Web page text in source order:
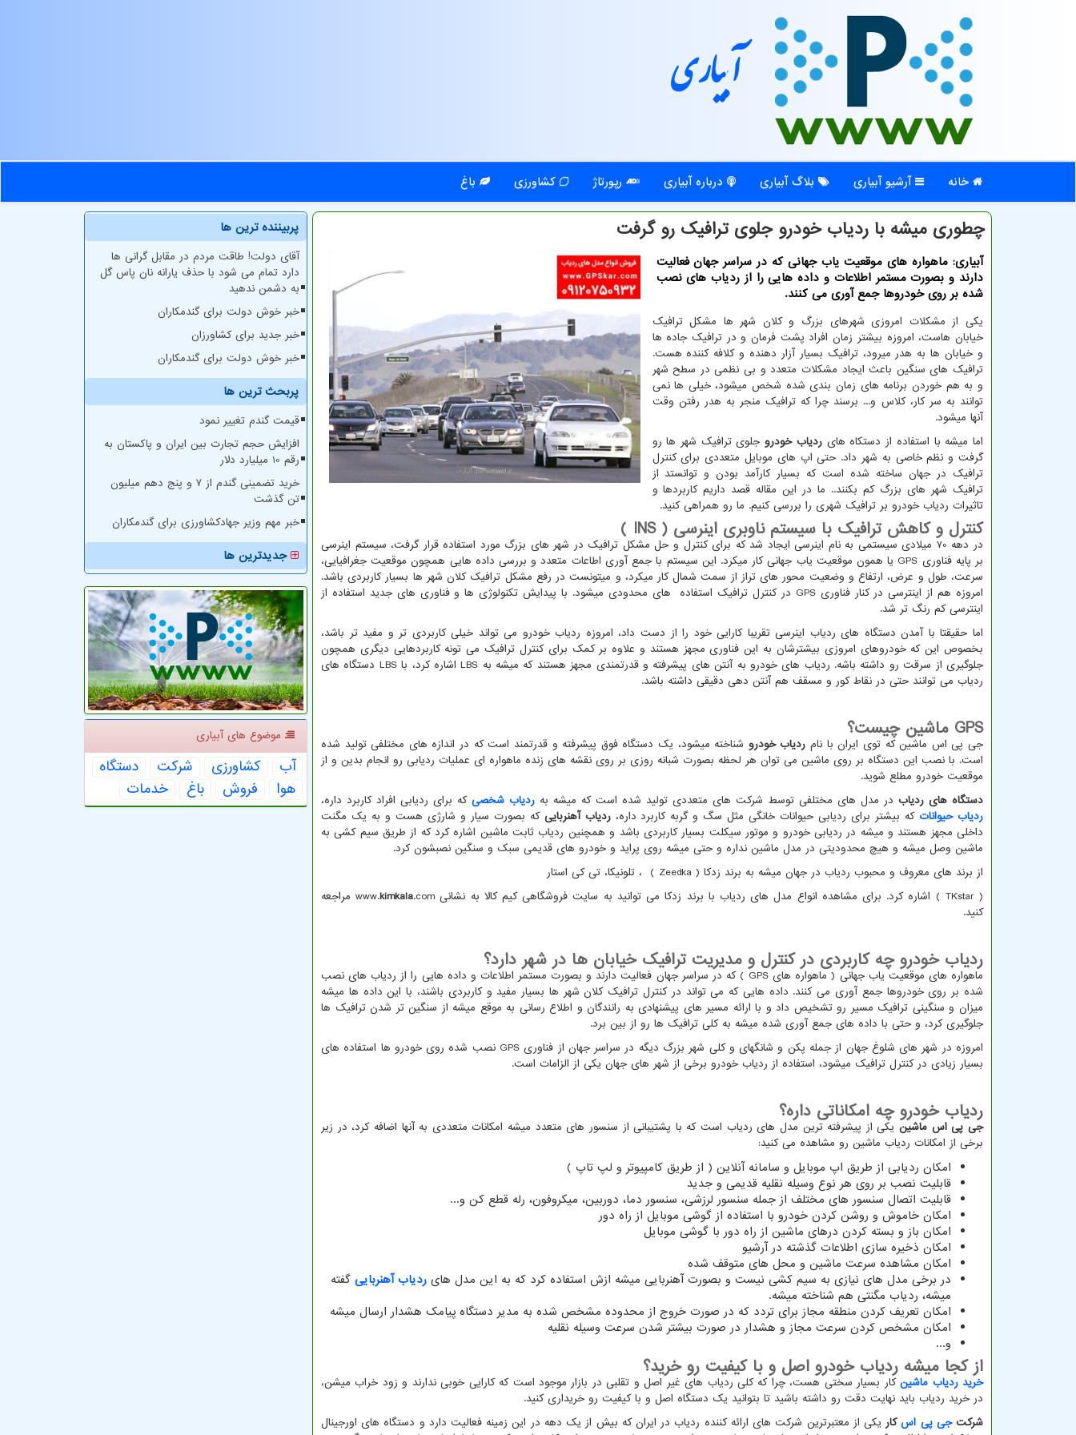
آبیاری
خانه آرشیو آبیاری بلاگ آبیاری درباره آبیاری رپورتاژ کشاورزی باغ
چطوری میشه با ردیاب خودرو جلوی ترافیک رو گرفت
آبیاری: ماهواره های موقعیت یاب جهانی که در سراسر جهان فعالیت
دارند و بصورت مستمر اطلاعات و داده هایی را از ردیاب های نصب
شده بر روی خودروها جمع آوری می کنند.
یکی از مشکلات امروزی شهرهای بزرگ و کلان شهر ها مشکل ترافیک
خیابان هاست، امروزه بیشتر زمان افراد پشت فرمان و در ترافیک جاده ها
و خیابان ها به هدر میرود، ترافیک بسیار آزار دهنده و کلافه کننده هست.
ترافیک های سنگین باعث ایجاد مشکلات متعدد و بی نظمی در سطح شهر
و به هم خوردن برنامه های زمان بندی شده شخص میشود، خیلی ها نمی
توانند به سر کار، کلاس و... برسند چرا که ترافیک منجر به هدر رفتن وقت
آنها میشود.
اما میشه با استفاده از دستکاه هایردیاب خودروجلوی ترافیک شهر ها رو
گرفت و نظم خاصی به شهر داد. حتی اپ های موبایل متعددی برای کنترل
ترافیک در جهان ساخته شده است که بسیار کارآمد بودن و توانستد از
ترافیک شهر های بزرگ کم بکنند.. ما در این مقاله قصد داریم کاربردها و
تاثیرات ردیاب خودرو بر ترافیک شهری را بررسی کنیم. ما رو همراهی کنید.
کنترل و کاهش ترافیک با سیستم ناوبری اینرسی (INS
)
در دهه 70 میلادی سیستمی به نام اینرسی ایجاد شد که برای کنترل و حل مشکل ترافیک در شهر های بزرگ مورد استفاده قرار گرفت، سیستم اینرسی
بر پایه فناوری GPS یا همون موقعیت یاب جهانی کار میکرد. این سیستم با جمع آوری اطاعات متعدد و بررسی داده هایی همچون موقعیت جغرافیایی،
سرعت، طول و عرض، ارتفاع و وضعیت محور های تراز از سمت شمال کار میکرد، و میتونست در رفع مشکل ترافیک کلان شهر ها بسیار کاربردی باشد.
امروزه هم از اینترسی در کنار فناوریGPS در کنترل ترافیک استفاده های محدودی میشود. با پیدایش تکنولوژی ها و فناوری های جدید استفاده از
اینترسی کم رنگ تر شد.
اما حقیقتا با آمدن دستگاه های ردیاب اینرسی تقریبا کارایی خود را از دست داد، امروزه ردیاب خودرو می تواند خیلی کاربردی تر و مفید تر باشد،
بخصوص این که خودروهای امروزی بیشترشان به این فناوری مجهز هستند و علاوه بر کمک برای کنترل ترافیک می تونه کاربردهایی دیگری همچون
جلوگیری از سرقت رو داشته باشه. ردیاب های خودرو به آنتن های پیشرفته و قدرتمندی مجهز هستند که میشه به LBSاشاره کرد، باLBS دستگاه های
ردیاب می توانند حتی در نقاط کور و مسقف هم آنتن دهی دقیقی داشته باشد.
GPS ماشین چیست؟
جی پی اس ماشین که توی ایران با نام ردیاب خودرو شناخته میشود، یک دستگاه فوق پیشرفته و قدرتمند است که در اندازه های مختلفی تولید شده
است. با نصب این دستگاه بر روی ماشین می توان هر لحظه بصورت شبانه روزی بر روی نقشه های زنده ماهواره ای عملیات ردیابی رو انجام بدین و از
موقعیت خودرو مطلع شوید.
دستگاه های ردیاب در مدل های مختلفی توسط شرکت های متعددی تولید شده است که میشه به ردیاب شخصی که برای ردیابی افراد کاربرد داره،
ردیاب حیوانات که بیشتر برای ردیابی حیوانات خانگی مثل سگ و گربه کاربرد داره،ردیاب آهنرباییکه بصورت سیار و شارژی هست و به یک مگنت
داخلی مجهز هستند و میشه در ردیابی خودرو و موتور سیکلت بسیار کاربردی باشد و همچنین ردیاب ثابت ماشین اشاره کرد که از طریق سیم کشی به
ماشین وصل میشه و هیچ محدودیتی در مدل ماشین نداره و حتی میشه روی پراید و خودرو های قدیمی سبک و سنگین نصبشون کرد.
از برند های معروف و محبوب ردیاب در جهان میشه به برند زدکا ( Zeedka ) ، تلونیکا، تی کی استار
(
TKstar ) اشاره کرد. برای مشاهده انواع مدل های ردیاب با برند زدکا می توانید به سایت فروشگاهی کیم کالا به نشانی www.kimkala.com
مراجعه
کنید.
ردیاب خودرو چه کاربردی در کنترل و مدیریت ترافیک خیابان ها در شهر دارد؟
ماهواره های موقعیت یاب جهانی ( ماهواره های GPS ) که در سراسر جهان فعالیت دارند و بصورت مستمر اطلاعات و داده هایی را از ردیاب های نصب
شده بر روی خودروها جمع آوری می کنند. داده هایی که می تواند در کنترل ترافیک کلان شهر ها بسیار مفید و کاربردی باشند، با این داده ها میشه
میزان و سنگینی ترافیک مسیر رو تشخیص داد و با ارائه مسیر های پیشنهادی به رانندگان و اطلاع رسانی به موقع میشه از سنگین تر شدن ترافیک ها
جلوگیری کرد، و حتی با داده های جمع آوری شده میشه به کلی ترافیک ها رو از بین برد.
امروزه در شهر های شلوغ جهان از جمله پکن و شانگهای و کلی شهر بزرگ دیگه در سراسر جهان از فناوری GPS نصب شده روی خودرو ها استفاده های
بسیار زیادی در کنترل ترافیک میشود، استفاده از ردیاب خودرو برخی از شهر های جهان یکی از الزامات است.
ردیاب خودرو چه امکاناتی داره؟
جی پی اس ماشینیکی از پیشرفته ترین مدل های ردیاب است که با پشتیبانی از سنسور های متعدد میشه امکانات متعددی به آنها اضافه کرد، در زیر
برخی از امکانات ردیاب ماشین رو مشاهده می کنید:
امکان ردیابی از طریق اپ موبایل و سامانه آنلاین ( از طریق کامپیوتر و لپ تاپ )
قابلیت نصب بر روی هر نوع وسیله نقلیه قدیمی و جدید
قابلیت اتصال سنسور های مختلف از جمله سنسور لرزشی، سنسور دما، دوربین، میکروفون، رله قطع کن و...
امکان خاموش و روشن کردن خودرو با استفاده از گوشی موبایل از راه دور
امکان باز و بسته کردن درهای ماشین از راه دور با گوشی موبایل
امکان ذخیره سازی اطلاعات گذشته در آرشیو
امکان مشاهده سرعت ماشین و محل های متوقف شده
در برخی مدل های نیازی به سیم کشی نیست و بصورت آهنربایی میشه ازش استفاده کرد که به این مدل های ردیاب آهنربایی گفته
میشه، ردیاب مگنتی هم شناخته میشه.
امکان تعریف کردن منطقه مجاز برای تردد که در صورت خروج از محدوده مشخص شده به مدیر دستگاه پیامک هشدار ارسال میشه
امکان مشخص کردن سرعت مجاز و هشدار در صورت بیشتر شدن سرعت وسیله نقلیه
و...
از کجا میشه ردیاب خودرو اصل و با کیفیت رو خرید؟
خرید ردیاب ماشینکار بسیار سختی هست، چرا که کلی ردیاب های غیر اصل و تقلبی در بازار موجود است که کارایی خوبی ندارند و زود خراب میشن،
در خرید ردیاب باید نهایت دقت رو داشته باشید تا بتوانید یک دستگاه اصل و با کیفیت رو خریداری کنید.
شرکتجی پی اسکار یکی از معتبرترین شرکت های ارائه کننده ردیاب در ایران که بیش از یک دهه در این زمینه فعالیت دارد و دستگاه های اورجینال
پربیننده ترین ها
آقای دولت! طاقت مردم در مقابل گرانی ها
دارد تمام می شود با حذف یارانه نان پاس گل
به دشمن ندهید
خبر خوش دولت برای گندمکاران
خبر جدید برای کشاورزان
خبر خوش دولت برای گندمکاران
پربحث ترین ها
قیمت گندم تغییر نمود
افزایش حجم تجارت بین ایران و پاکستان به
رقم 10 میلیارد دلار
خرید تضمینی گندم از ۷ و پنج دهم میلیون
تن گذشت
خبر مهم وزیر جهادکشاورزی برای گندمکاران
جدیدترین ها
موضوع های آبیاری
آب كشاورزی شركت
دستگاه
هوا
فروش باغ خدمات